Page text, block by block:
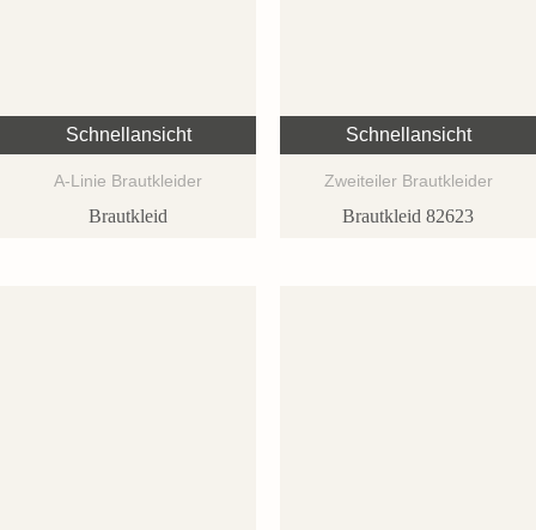
Schnellansicht
A-Linie Brautkleider
Brautkleid
Schnellansicht
Zweiteiler Brautkleider
Brautkleid 82623